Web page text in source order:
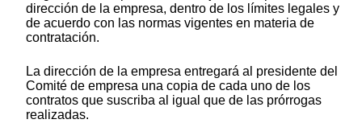
dirección de la empresa, dentro de los límites legales y
de acuerdo con las normas vigentes en materia de
contratación.
La dirección de la empresa entregará al presidente del
Comité de empresa una copia de cada uno de los
contratos que suscriba al igual que de las prórrogas
realizadas.